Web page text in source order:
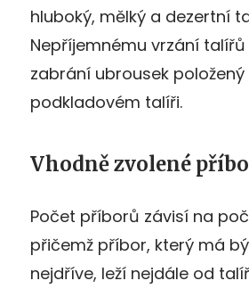
hluboký, mělký a dezertní
Nepříjemnému vrzání
zabrání ubrousek položený
podkladovém talíři.
Vhodně zvolené
Počet příborů závisí na
přičemž příbor, který má
nejdříve, leží nejdále od